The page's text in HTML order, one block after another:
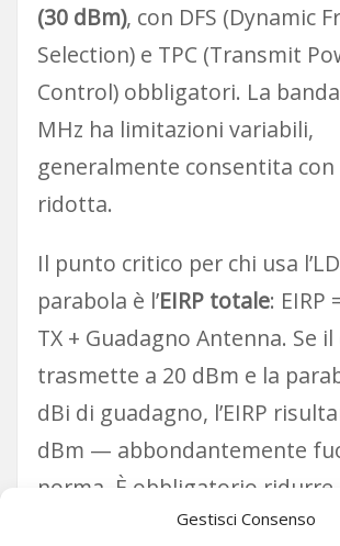
Gestisci Consenso
(30 dBm), con DFS (Dynamic
Selection) e TPC (Transmit
Control) obbligatori. La
MHz ha limitazioni variabili,
generalmente consentita
ridotta.
Il punto critico per chi usa
parabola è l’EIRP totale: EIRP
TX + Guadagno Antenna. Se
trasmette a 20 dBm e la
dBi di guadagno, l’EIRP
dBm — abbondantemente
norma. È obbligatorio ridurre
di trasmissione in RouterOS